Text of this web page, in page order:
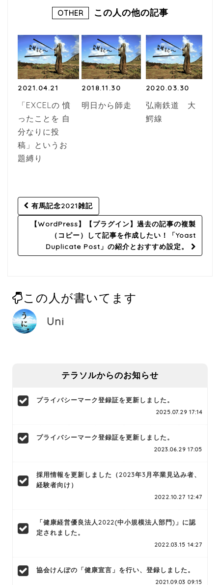
OTHER この人の他の記事
2021.04.21
「EXCELの 憤
ったことを 自
分なりに投
稿」というお
題縛り
2018.11.30
明日から師走
2020.03.30
弘南鉄道 大
鰐線
Post
navigation
有馬記念2021雑記
【WordPress】【プラグイン】過去の記事の複製
（コピー）して記事を作成したい！「Yoast
Duplicate Post」の紹介とおすすめ設定。
この人が書いてます
Uni
テラソルからのお知らせ
プライバシーマーク登録証を更新しました。
2025.07.29 17:14
プライバシーマーク登録証を更新しました。
2023.06.29 17:05
採用情報を更新しました（2023年3月卒業見込み者、
経験者向け）
2022.10.27 12:47
「健康経営優良法人2022(中小規模法人部門)」に認
定されました。
2022.03.15 14:27
協会けんぽの「健康宣言」を行い、登録しました。
2021.09.03 09:15